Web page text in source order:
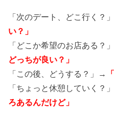
「次のデート、どこ行く？
い？」
「どこか希望のお店ある？
どっちが良い？」
「この後、どうする？」→
「ちょっと休憩していく？
ろあるんだけど」